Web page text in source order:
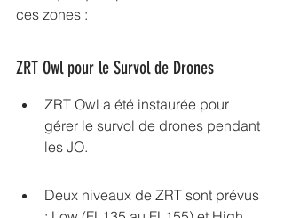
ces zones :
ZRT Owl pour le Survol de Drones
ZRT Owl a été instaurée pour
gérer le survol de drones pendant
les JO.
Deux niveaux de ZRT sont prévus